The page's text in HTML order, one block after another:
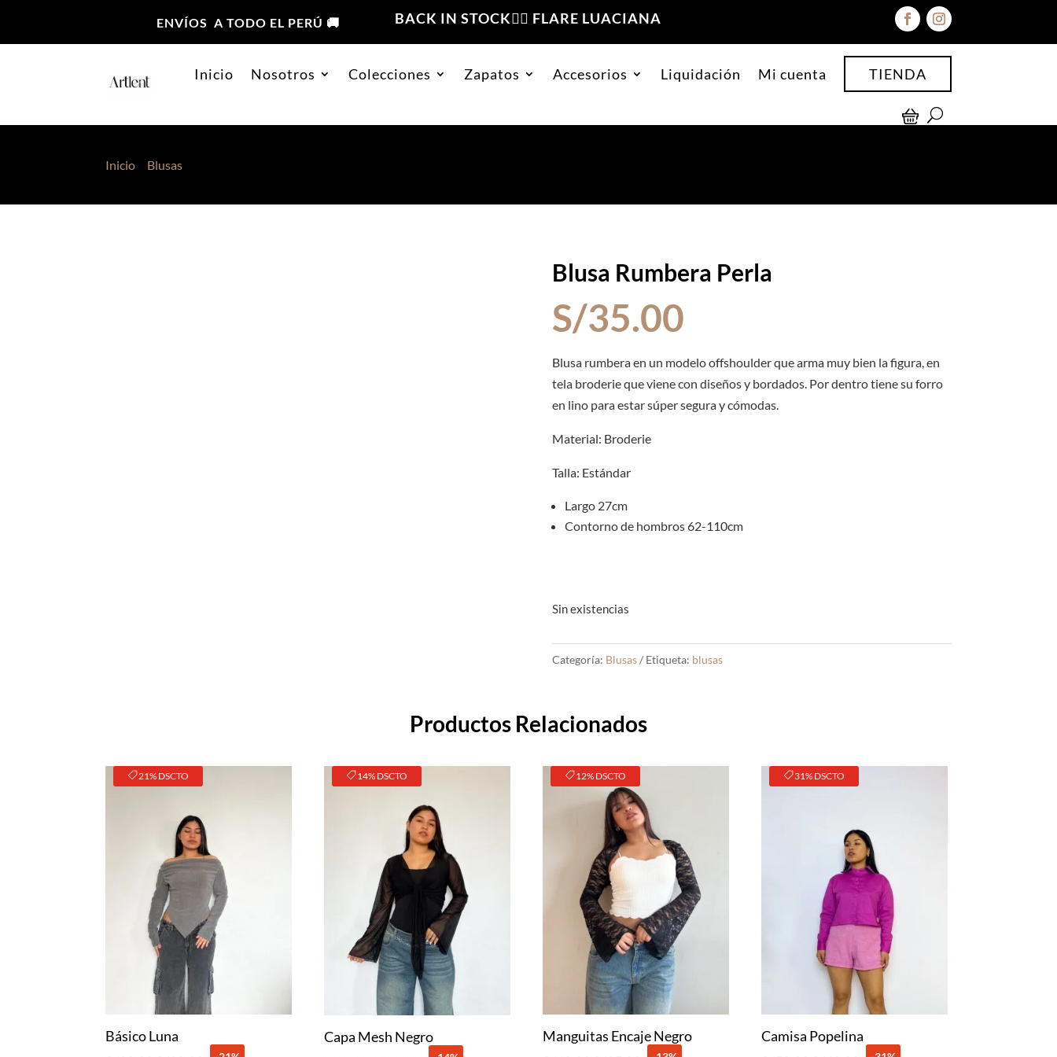
ENVÍOS A TODO EL PERÚ 🚚 BACK IN STOCK❤️‍🔥 FLARE LUACIANA
Inicio Nosotros Colecciones Zapatos Accesorios Liquidación Mi cuenta TIENDA
Inicio Blusas
Blusa Rumbera Perla
S/35.00
Blusa rumbera en un modelo offshoulder que arma muy bien la figura, en
tela broderie que viene con diseños y bordados. Por dentro tiene su forro
en lino para estar súper segura y cómodas.
Material: Broderie
Talla: Estándar
Largo 27cm
Contorno de hombros 62-110cm
Sin existencias
Categoría: Blusas Etiqueta: blusas
Productos Relacionados
21% DSCTO
Básico Luna
14% DSCTO
Capa Mesh Negro
12% DSCTO
Manguitas Encaje Negro
31% DSCTO
Camisa Popelina